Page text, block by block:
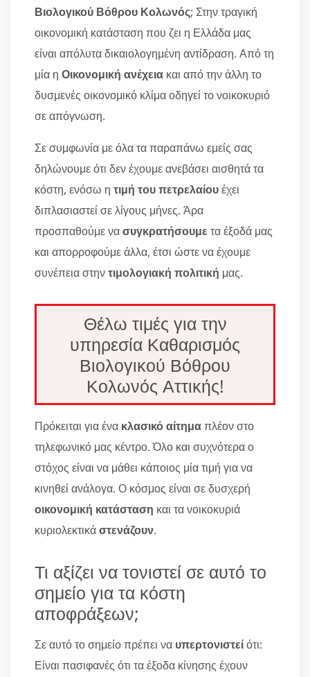
Βιολογικού Βόθρου Κολωνός; Στην τραγική
οικονομική κατάσταση που ζει η Ελλάδα μας
είναι απόλυτα δικαιολογημένη αντίδραση. Από τη
μία η Οικονομική ανέχεια και από την άλλη το
δυσμενές οικονομικό κλίμα οδηγεί το νοικοκυριό
σε απόγνωση.
Σε συμφωνία με όλα τα παραπάνω εμείς σας
δηλώνουμε ότι δεν έχουμε ανεβάσει αισθητά τα
κόστη, ενόσω η τιμή του πετρελαίουέχει
διπλασιαστεί σε λίγους μήνες. Άρα
προσπαθούμε νασυγκρατήσουμε τα έξοδά μας
και απορροφούμε άλλα, έτσι ώστε να έχουμε
συνέπεια στηντιμολογιακή πολιτική μας.
Θέλω τιμές για την
υπηρεσία Καθαρισμός
Βιολογικού Βόθρου
Κολωνός Αττικής!
Πρόκειται για ένα κλασικό αίτημαπλέον στο
τηλεφωνικό μας κέντρο. Όλο και συχνότερα ο
στόχος είναι να μάθει κάποιος μία τιμή για να
κινηθεί ανάλογα. Ο κόσμος είναι σε δυσχερή
οικονομική κατάσταση και τα νοικοκυριά
κυριολεκτικάστενάζουν.
Τι αξίζει να τονιστεί σε αυτό το
σημείο για τα κόστη
αποφράξεων;
Σε αυτό το σημείο πρέπει να υπερτονιστείότι:
Είναι πασιφανές ότι τα έξοδα κίνησης έχουν